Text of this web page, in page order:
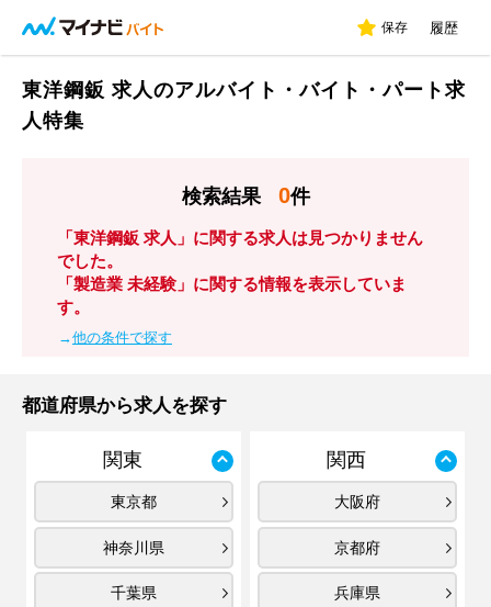
保存 履歴
東洋鋼鈑 求人のアルバイト・バイト・パート求
人特集
検索結果 0件
「東洋鋼鈑 求人」に関する求人は見つかりません
でした。
「製造業 未経験」に関する情報を表示していま
す。
→他の条件で探す
都道府県から求人を探す
関東
東京都
神奈川県
千葉県
関西
大阪府
京都府
兵庫県